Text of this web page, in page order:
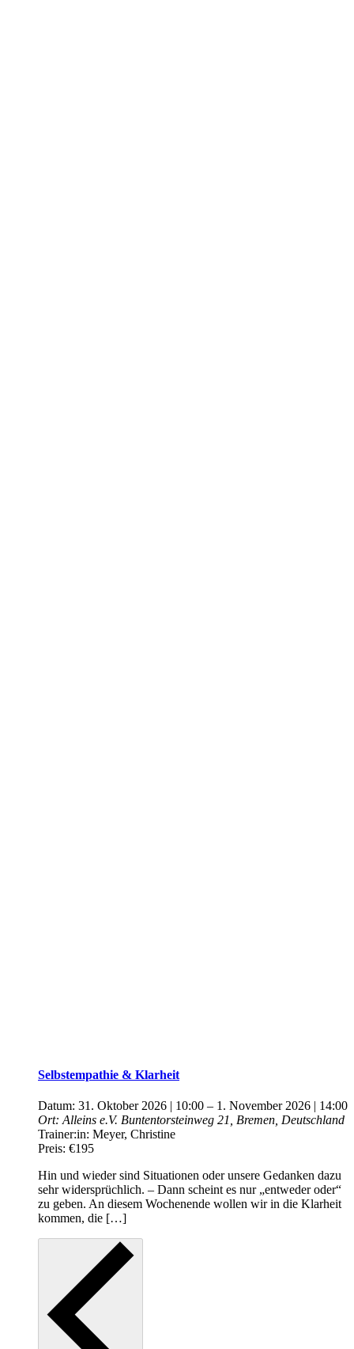
Selbstempathie & Klarheit
Datum: 31. Oktober 2026 | 10:00 – 1. November 2026 | 14:00
Ort: Alleins e.V. Buntentorsteinweg 21, Bremen, Deutschland
Trainer:in: Meyer, Christine
Preis: €195
Hin und wieder sind Situationen oder unsere Gedanken dazu
sehr widersprüchlich. – Dann scheint es nur „entweder oder“
zu geben. An diesem Wochenende wollen wir in die Klarheit
kommen, die […]